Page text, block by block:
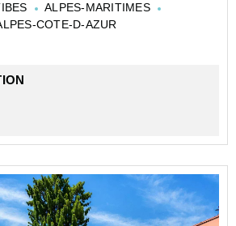
chauffage électrique e...
ALPES-MARITIMES
COTE-D-AZUR